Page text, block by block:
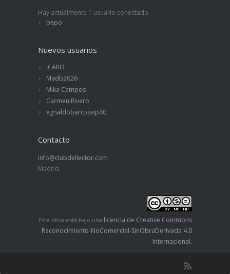
Hay actualmente 1 usuario conectado.
pepo
Nuevos usuarios
ICARO
Madb2026
Mika Campos
Carmen Rivero
egnaldobarrosvip40
Contacto
info@clubdellector.com
Madrid
Este obra está bajo una licencia de Creative Commons
Reconocimiento-NoComercial-SinObraDerivada 4.0
Internacional